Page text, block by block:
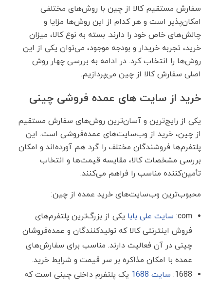
سفارش مستقیم کالا از چین با روش‌های مختلفی
امکان‌پذیر است و هر کدام از این روش‌ها مزایا و
چالش‌های خاص خود را دارند. بسته به نوع کالا، میزان
خرید، تجربه خریدار و بودجه موجود، می‌توان یکی از این
روش‌ها را انتخاب کرد. در ادامه به بررسی چهار روش
اصلی سفارش کالا از چین می‌پردازیم.
خرید از سایت های عمده ‌فروشی چینی
یکی از رایج‌ترین و آسان‌ترین روش‌های سفارش مستقیم
از چین، خرید از وب‌سایت‌های عمده‌فروشی است. این
پلتفرم‌ها فروشندگان مختلف را گرد هم آورده‌اند و امکان
بررسی مشخصات کالا، مقایسه قیمت‌ها و انتخاب
تأمین‌کننده مناسب را فراهم می‌کنند.
محبوب‌ترین وب‌سایت‌های خرید عمده از چین:
com: سایت علی بابا یکی از بزرگ‌ترین پلتفرم‌های
فروش اینترنتی کالا که تولیدکنندگان و عمده‌فروشان
چینی در آن فعالیت دارند. مناسب برای سفارش‌های
عمده با امکان مذاکره بر سر قیمت و شرایط خرید.
1688: سایت 1688
یک پلتفرم داخلی چینی است که